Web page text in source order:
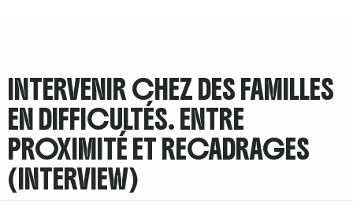
INTERVENIR CHEZ DES FAMILLES
EN DIFFICULTÉS. ENTRE
PROXIMITÉ ET RECADRAGES
(INTERVIEW)